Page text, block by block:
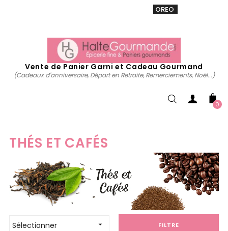
OREO
Vente de Panier Garni et Cadeau Gourmand
(Cadeaux d'anniversaire, Départ en Retraite, Remerciements, Noël...)
0
THÉS ET CAFÉS
Sélectionner  FILTRE